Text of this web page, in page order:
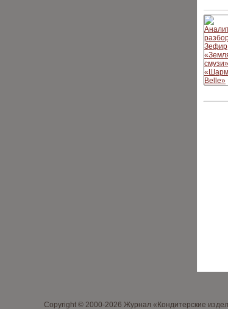
Copyright © 2000-2026 Журнал «Кондитерские